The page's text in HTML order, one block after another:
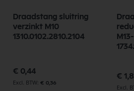
Draadstang sluitring
verzinkt M10
1310.0102.2810.2104
€ 0,44
€ 0,36
€